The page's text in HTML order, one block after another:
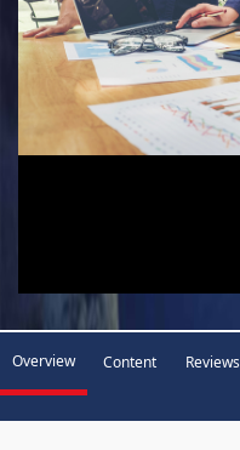
Overview Content Reviews